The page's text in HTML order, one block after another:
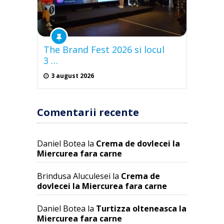
The Brand Fest 2026 si locul
3 …
3 august 2026
Comentarii recente
Daniel Botea la Crema de dovlecei la
Miercurea fara carne
Brindusa Aluculesei la Crema de
dovlecei la Miercurea fara carne
Daniel Botea la Turtizza olteneasca la
Miercurea fara carne